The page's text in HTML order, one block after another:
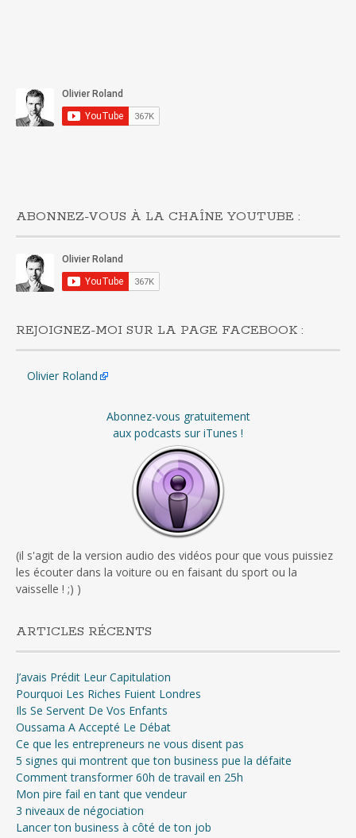
ABONNEZ-VOUS À LA CHAÎNE YOUTUBE :
REJOIGNEZ-MOI SUR LA PAGE FACEBOOK :
Olivier Roland
Abonnez-vous gratuitement
aux podcasts sur iTunes !
(il s'agit de la version audio des vidéos pour que vous puissiez
les écouter dans la voiture ou en faisant du sport ou la
vaisselle ! ;) )
ARTICLES RÉCENTS
J’avais Prédit Leur Capitulation
Pourquoi Les Riches Fuient Londres
Ils Se Servent De Vos Enfants
Oussama A Accepté Le Débat
Ce que les entrepreneurs ne vous disent pas
5 signes qui montrent que ton business pue la défaite
Comment transformer 60h de travail en 25h
Mon pire fail en tant que vendeur
3 niveaux de négociation
Lancer ton business à côté de ton job